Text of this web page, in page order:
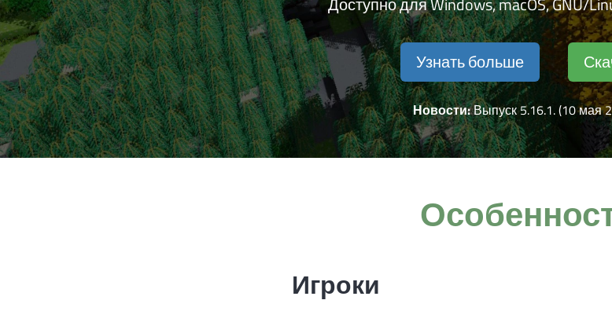
Узнать больше
Новости:Выпуск 5.16.1. (10 мая
Игроки